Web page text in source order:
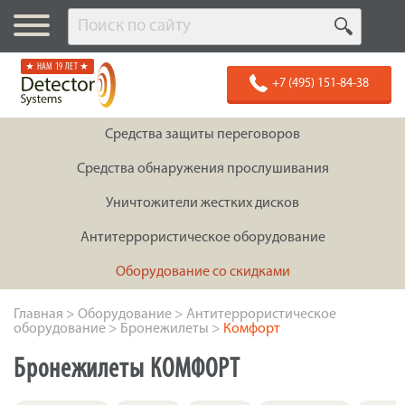
★ НАМ 19 ЛЕТ ★
+7 (495) 151-84-38
Средства защиты переговоров
Средства обнаружения прослушивания
Уничтожители жестких дисков
Антитеррористическое оборудование
Оборудование со скидками
Главная > Оборудование > Антитеррористическое
оборудование > Бронежилеты > Комфорт
Бронежилеты КОМФОРТ